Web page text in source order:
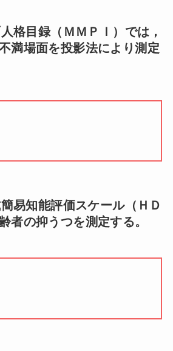
格目録（ＭＭＰＩ）では，
満場面を投影法により測定
易知能評価スケール（ＨＤ
者の抑うつを測定する。